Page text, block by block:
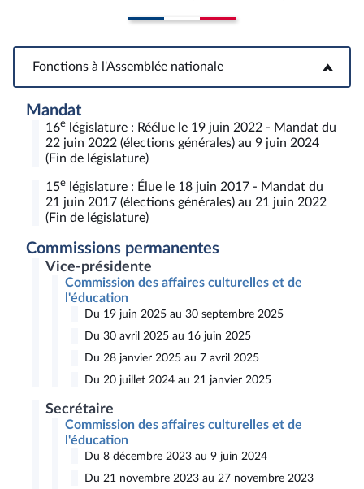
Fonctions à l'Assemblée nationale
Fonctions à l'Assemblée nationale
Mandat
16e législature : Réélue le 19 juin 2022 - Mandat du
22 juin 2022 (élections générales) au 9 juin 2024
(Fin de législature)
15e législature : Élue le 18 juin 2017 - Mandat du
21 juin 2017 (élections générales) au 21 juin 2022
(Fin de législature)
Commissions permanentes
Vice-présidente
Commission des affaires culturelles et de
l'éducation
Du 19 juin 2025 au 30 septembre 2025
Du 30 avril 2025 au 16 juin 2025
Du 28 janvier 2025 au 7 avril 2025
Du 20 juillet 2024 au 21 janvier 2025
Secrétaire
Commission des affaires culturelles et de
l'éducation
Du 8 décembre 2023 au 9 juin 2024
Du 21 novembre 2023 au 27 novembre 2023